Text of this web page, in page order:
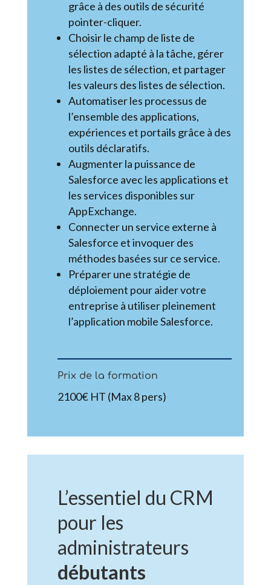
grâce à des outils de sécurité
pointer-cliquer.
Choisir le champ de liste de
sélection adapté à la tâche, gérer
les listes de sélection, et partager
les valeurs des listes de sélection.
Automatiser les processus de
l’ensemble des applications,
expériences et portails grâce à des
outils déclaratifs.
Augmenter la puissance de
Salesforce avec les applications et
les services disponibles sur
AppExchange.
Connecter un service externe à
Salesforce et invoquer des
méthodes basées sur ce service.
Préparer une stratégie de
déploiement pour aider votre
entreprise à utiliser pleinement
l’application mobile Salesforce.
Prix de la formation
2100€ HT (Max 8 pers)
L’essentiel du CRM
pour les
administrateurs
débutants